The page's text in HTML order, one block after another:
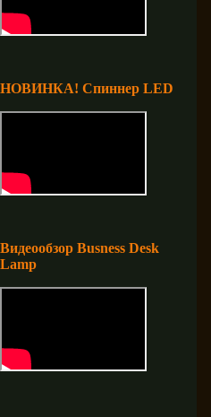
НОВИНКА! Спиннер LED
Видеообзор Busness Desk
Lamp